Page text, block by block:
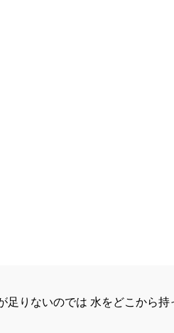
りないのでは 水をどこから